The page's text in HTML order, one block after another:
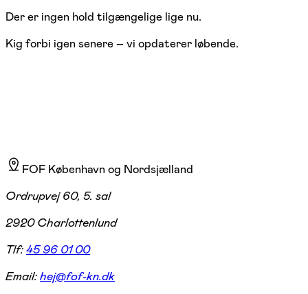
Der er ingen hold tilgængelige lige nu.
Kig forbi igen senere – vi opdaterer løbende.
FOF København og Nordsjælland
Ordrupvej 60, 5. sal
2920 Charlottenlund
Tlf:45 96 01 00
Email:hej@fof-kn.dk